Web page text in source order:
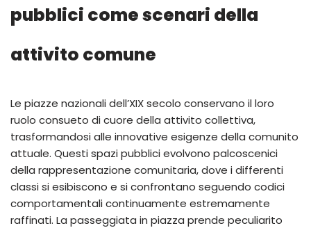
pubblici come scenari della
attivito comune
Le piazze nazionali dell’XIX secolo conservano il loro
ruolo consueto di cuore della attivito collettiva,
trasformandosi alle innovative esigenze della comunito
attuale. Questi spazi pubblici evolvono palcoscenici
della rappresentazione comunitaria, dove i differenti
classi si esibiscono e si confrontano seguendo codici
comportamentali continuamente estremamente
raffinati. La passeggiata in piazza prende peculiarito